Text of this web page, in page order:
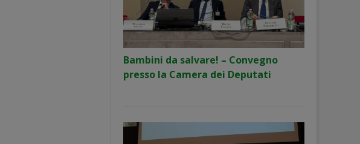
Bambini da salvare! – Convegno
presso la Camera dei Deputati